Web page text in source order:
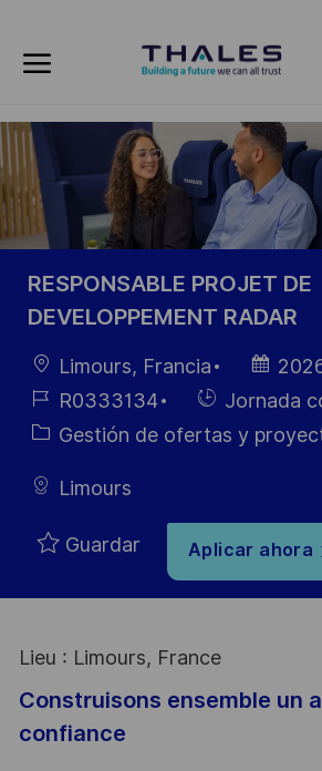
-
RESPONSABLE PROJET DE
DEVELOPPEMENT RADAR
Ubicación
Limours, Francia
Fecha de
ID de
empleo
R0333134
Hiring
Type
Jornada
Categoría
Gestión de ofertas y
Limours
Guardar Aplicar ahora
Lieu : Limours, France
Construisons ensemble un
confiance